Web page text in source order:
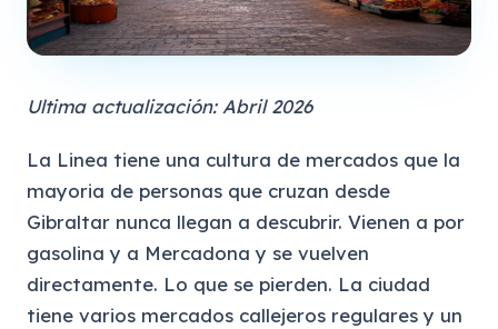
Ultima actualización: Abril 2026
La Linea tiene una cultura de mercados que la
mayoria de personas que cruzan desde
Gibraltar nunca llegan a descubrir. Vienen a por
gasolina y a Mercadona y se vuelven
directamente. Lo que se pierden. La ciudad
tiene varios mercados callejeros regulares y un